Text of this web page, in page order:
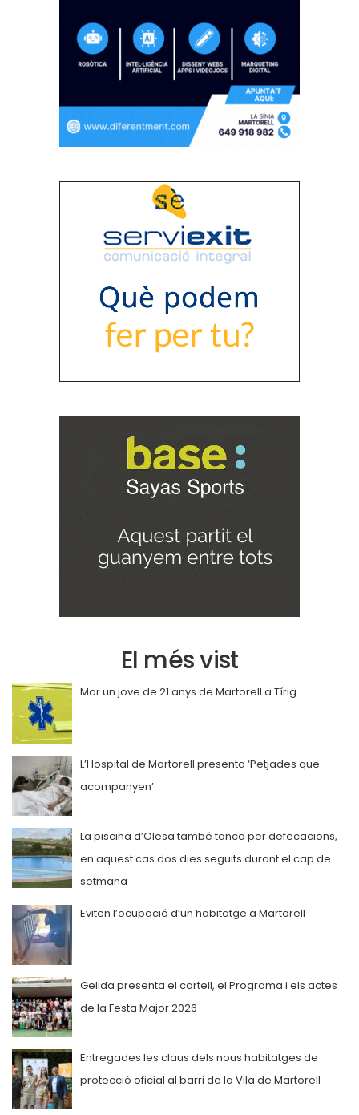
El més vist
Mor un jove de 21 anys de Martorell a Tírig
L’Hospital de Martorell presenta ‘Petjades que
acompanyen’
La piscina d’Olesa també tanca per defecacions,
en aquest cas dos dies seguits durant el cap de
setmana
Eviten l’ocupació d’un habitatge a Martorell
Gelida presenta el cartell, el Programa i els actes
de la Festa Major 2026
Entregades les claus dels nous habitatges de
protecció oficial al barri de la Vila de Martorell